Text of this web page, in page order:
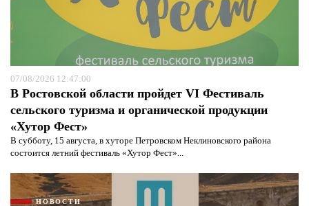
07/08/2026 12:47:00
В Ростовской области пройдет VI Фестиваль
сельского туризма и органической продукции
«Хутор Фест»
В субботу, 15 августа, в хуторе Петровском Неклиновского района
состоится летний фестиваль «Хутор Фест»...
НОВОСТИ